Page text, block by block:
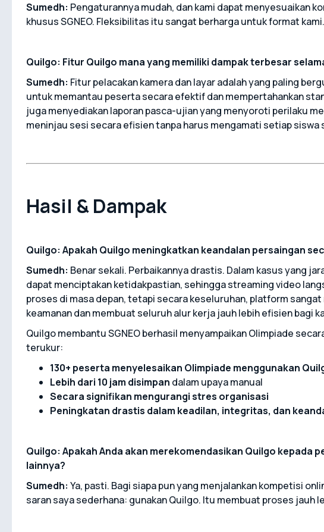
Sumedh: Pengaturannya mudah, dan kami dapat menyesuaikan
khusus SGNEO. Fleksibilitas itu sangat berharga untuk format kami.
Quilgo: Fitur Quilgo mana yang memiliki dampak terbesar
Sumedh: Fitur pelacakan kamera dan layar adalah yang paling
untuk memantau peserta secara efektif dan mempertahankan
juga menyediakan laporan pasca-ujian yang menyoroti perilaku
meninjau sesi secara efisien tanpa harus mengamati setiap siswa
Hasil & Dampak
Quilgo: Apakah Quilgo meningkatkan keandalan persaingan
Sumedh: Benar sekali. Perbaikannya drastis. Dalam kasus yang
dapat menciptakan ketidakpastian, sehingga streaming video
proses di masa depan, tetapi secara keseluruhan, platform
keamanan dan membuat seluruh alur kerja jauh lebih efisien bagi
Quilgo membantu SGNEO berhasil menyampaikan Olimpiade
terukur:
130+ peserta menyelesaikan Olimpiade menggunakan
Lebih dari 10 jam disimpan dalam upaya manual
Secara signifikan mengurangi stres organisasi
Peningkatan drastis dalam keadilan, integritas, dan
Quilgo: Apakah Anda akan merekomendasikan Quilgo kepada
lainnya?
Sumedh: Ya, pasti. Bagi siapa pun yang menjalankan kompetisi
saran saya sederhana: gunakan Quilgo. Itu membuat proses jauh